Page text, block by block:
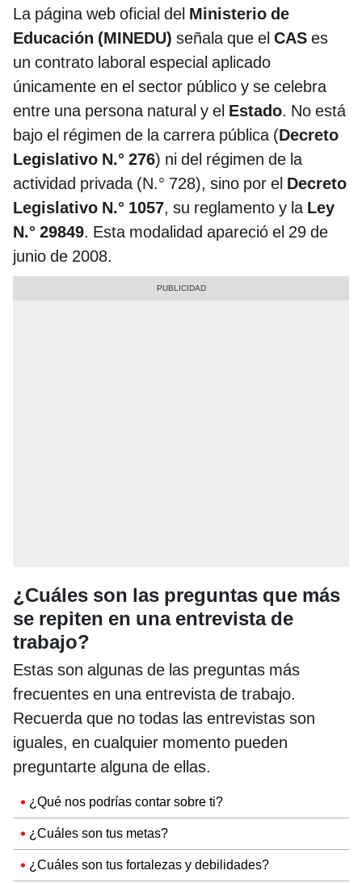
La página web oficial del Ministerio de
Educación (MINEDU) señala que el CAS es
un contrato laboral especial aplicado
únicamente en el sector público y se celebra
entre una persona natural y el Estado. No está
bajo el régimen de la carrera pública (Decreto
Legislativo N.° 276) ni del régimen de la
actividad privada (N.° 728), sino por el Decreto
Legislativo N.° 1057, su reglamento y laLey
N.° 29849. Esta modalidad apareció el 29 de
junio de 2008.
¿Cuáles son las preguntas que más
se repiten en una entrevista de
trabajo?
Estas son algunas de las preguntas más
frecuentes en una entrevista de trabajo.
Recuerda que no todas las entrevistas son
iguales, en cualquier momento pueden
preguntarte alguna de ellas.
¿Qué nos podrías contar sobre ti?
¿Cuáles son tus metas?
¿Cuáles son tus fortalezas y debilidades?